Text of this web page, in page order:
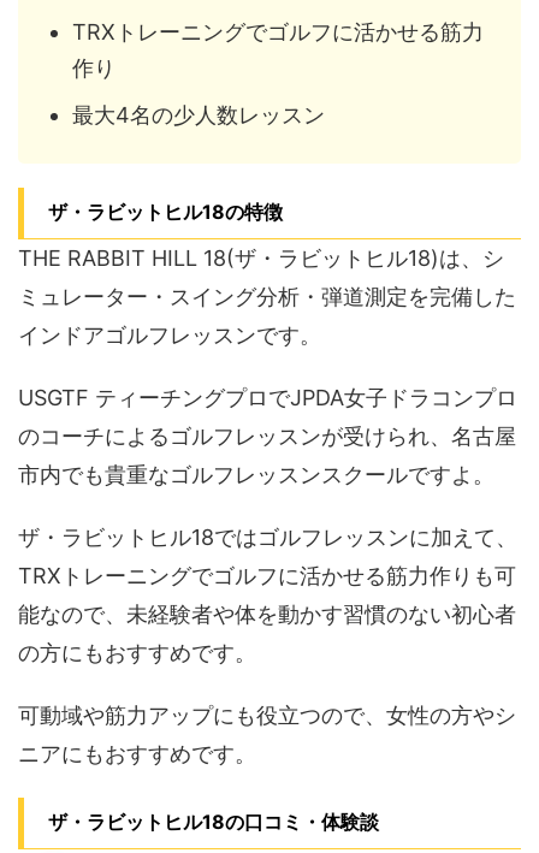
TRXトレーニングでゴルフに活かせる筋力
作り
最大4名の少人数レッスン
ザ・ラビットヒル18の特徴
THE RABBIT HILL 18(ザ・ラビットヒル18)は、シ
ミュレーター・スイング分析・弾道測定を完備した
インドアゴルフレッスンです。
USGTF ティーチングプロでJPDA女子ドラコンプロ
のコーチによるゴルフレッスンが受けられ、名古屋
市内でも貴重なゴルフレッスンスクールですよ。
ザ・ラビットヒル18ではゴルフレッスンに加えて、
TRXトレーニングでゴルフに活かせる筋力作りも可
能なので、未経験者や体を動かす習慣のない初心者
の方にもおすすめです。
可動域や筋力アップにも役立つので、女性の方やシ
ニアにもおすすめです。
ザ・ラビットヒル18の口コミ・体験談